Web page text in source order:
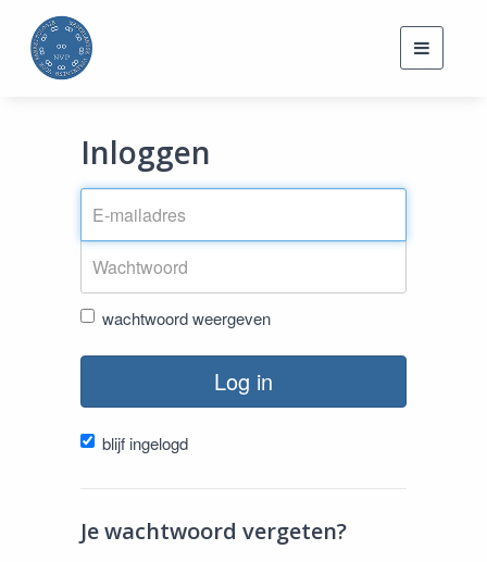
Toggle
Inloggen
wachtwoord weergeven
Log in
blijf ingelogd
Je wachtwoord vergeten?